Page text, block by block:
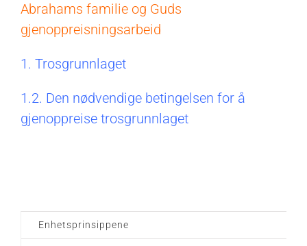
Abrahams familie og Guds
gjenoppreisningsarbeid
1. Trosgrunnlaget
1.2. Den nødvendige betingelsen for å
gjenoppreise trosgrunnlaget
Enhetsprinsippene